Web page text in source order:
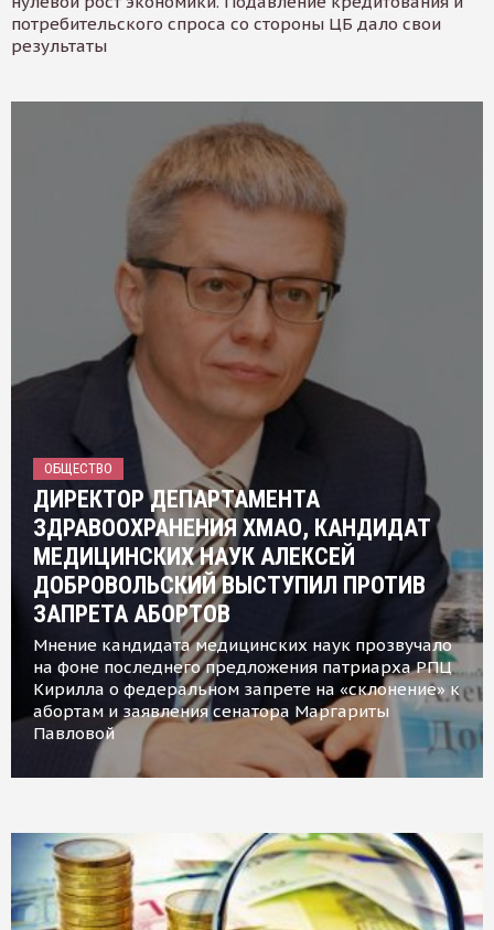
потребительского спроса со стороны ЦБ дало свои
результаты
ОБЩЕСТВО
ДИРЕКТОР ДЕПАРТАМЕНТА
ЗДРАВООХРАНЕНИЯ ХМАО, КАНДИДАТ
МЕДИЦИНСКИХ НАУК АЛЕКСЕЙ
ДОБРОВОЛЬСКИЙ ВЫСТУПИЛ ПРОТИВ
ЗАПРЕТА АБОРТОВ
Мнение кандидата медицинских наук прозвучало
на фоне последнего предложения патриарха РПЦ
Кирилла о федеральном запрете на «склонение» к
абортам и заявления сенатора Маргариты
Павловой